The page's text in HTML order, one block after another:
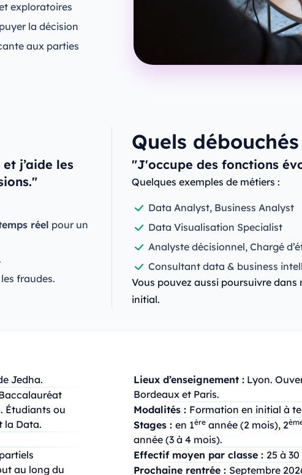
exploratoires
la décision
aux parties
j’aide les
réel pour un
fraudes.
Quels débouchés
"J'occupe des fonctions
Quelques exemples de métiers :
Data Analyst, Business Analyst
Data Visualisation Specialist
Analyste décisionnel, Chargé
Consultant data & business
Vous pouvez aussi poursuivre dans
initial.
Jedha.
Étudiants ou
la Data.
au long du
Lieux d’enseignement : Lyon.
Bordeaux et Paris.
Modalités : Formation en initial à
Stages : en 1ère année (2 mois), 2
année (3 à 4 mois).
Effectif moyen par classe : 25 à
Prochaine rentrée : Septembre